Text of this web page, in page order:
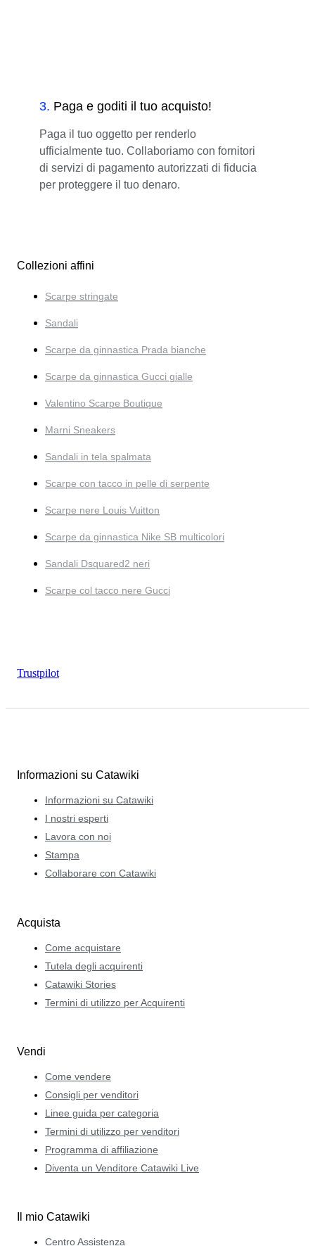
3. Paga e goditi il tuo acquisto!
Paga il tuo oggetto per renderlo
ufficialmente tuo. Collaboriamo con fornitori
di servizi di pagamento autorizzati di fiducia
per proteggere il tuo denaro.
Collezioni affini
Scarpe stringate
Sandali
Scarpe da ginnastica Prada bianche
Scarpe da ginnastica Gucci gialle
Valentino Scarpe Boutique
Marni Sneakers
Sandali in tela spalmata
Scarpe con tacco in pelle di serpente
Scarpe nere Louis Vuitton
Scarpe da ginnastica Nike SB multicolori
Sandali Dsquared2 neri
Scarpe col tacco nere Gucci
Trustpilot
Informazioni su Catawiki
Informazioni su Catawiki
I nostri esperti
Lavora con noi
Stampa
Collaborare con Catawiki
Acquista
Come acquistare
Tutela degli acquirenti
Catawiki Stories
Termini di utilizzo per Acquirenti
Vendi
Come vendere
Consigli per venditori
Linee guida per categoria
Termini di utilizzo per venditori
Programma di affiliazione
Diventa un Venditore Catawiki Live
Il mio Catawiki
Centro Assistenza